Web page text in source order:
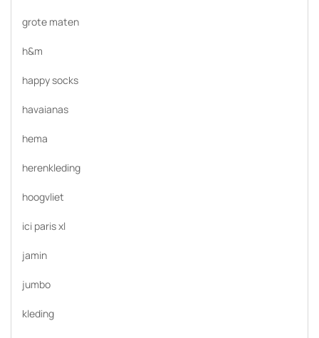
grote maten
h&m
happy socks
havaianas
hema
herenkleding
hoogvliet
ici paris xl
jamin
jumbo
kleding